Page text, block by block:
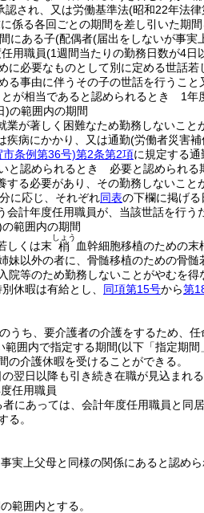
認され、又は労働基準法(昭和22年法
係る各回ごとの期間を差し引いた期
にある子(配偶者(届出をしないが事実
用職員(1週間当たりの勤務日数が4日
に必要なものとして別に定める世話若
る事由に伴うその子の世話を行うこ
が相当であると認められるとき 1年
)の範囲内の期間
業が著しく困難なため勤務しないこ
疾病にかかり、又は通勤(労働者災害
条例第36号)第2条第2項に規定する
と認められるとき 必要と認められる
る必要があり、その勤務しないこと
に応じ、それぞれ同表の下欄に掲げ
会計年度任用職員が、当該世話を行
の範囲内の期間
しくは末 梢
しょう
血幹細胞移植のための
妹以外の者に、骨髄移植のための骨
院等のため勤務しないことがやむを
休暇は有給とし、 同項第15号から第
うち、要介護者の介護をするため、
囲内で指定する期間(以下「指定期間
介護休暇を受けることができる。
翌日以降も引き続き在職が見込まれ
任用職員
者にあっては、会計年度任用職員と同
る。
実上父母と同様の関係にあると認め
範囲内とする。